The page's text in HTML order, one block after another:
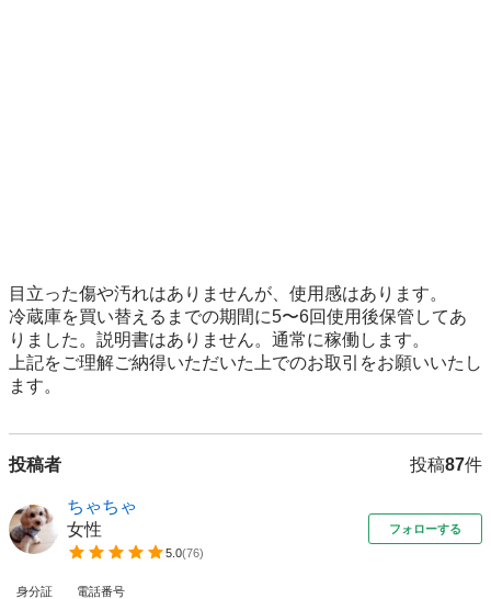
目立った傷や汚れはありませんが、使用感はあります。
冷蔵庫を買い替えるまでの期間に5〜6回使用後保管してあ
りました。説明書はありません。通常に稼働します。
上記をご理解ご納得いただいた上でのお取引をお願いいたし
ます。
投稿者 投稿87件
ちゃちゃ
女性
5.0(76)
フォローする
身分証 電話番号